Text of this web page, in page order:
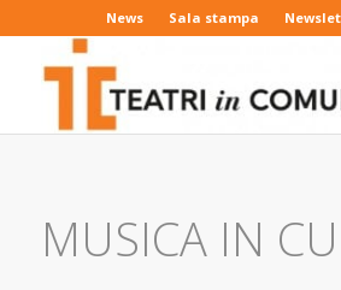
News Sala stampa
MUSICA IN